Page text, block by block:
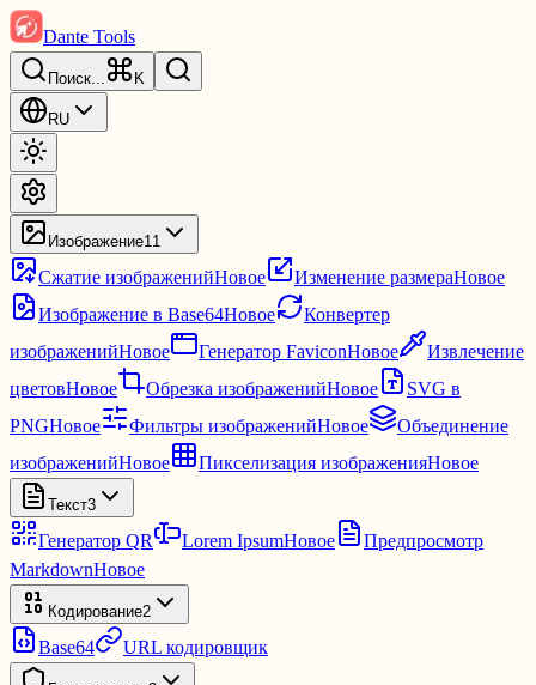
Dante Tools
Поиск... K
RU
Изображение11
Сжатие изображенийНовое Изменение размераНовое
Изображение в Base64Новое
Конвертер
изображенийНовое Генератор FaviconНовое
Извлечение
цветовНовое Обрезка изображенийНовое
SVG в
PNGНовое Фильтры изображенийНовое
Объединение
изображенийНовое Пикселизация изображенияНовое
Текст3
Генератор QR Lorem IpsumНовое
Предпросмотр
MarkdownНовое
Кодирование2
Base64 URL кодировщик